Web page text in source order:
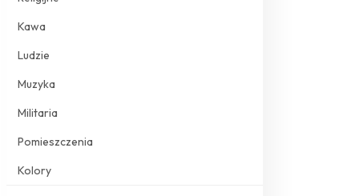
Kawa
Ludzie
Muzyka
Militaria
Pomieszczenia
Kolory